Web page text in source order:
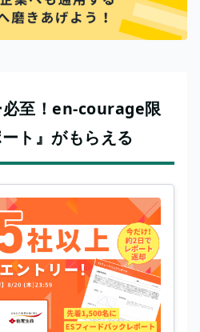
必至！en-courage限
ト』がもらえる